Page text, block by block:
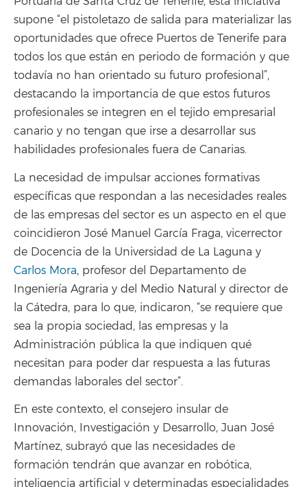
supone “el pistoletazo de salida para materializar las
oportunidades que ofrece Puertos de Tenerife para
todos los que están en periodo de formación y que
todavía no han orientado su futuro profesional”,
destacando la importancia de que estos futuros
profesionales se integren en el tejido empresarial
canario y no tengan que irse a desarrollar sus
habilidades profesionales fuera de Canarias.
La necesidad de impulsar acciones formativas
específicas que respondan a las necesidades reales
de las empresas del sector es un aspecto en el que
coincidieron José Manuel García Fraga, vicerrector
de Docencia de la Universidad de La Laguna y
Carlos Mora, profesor del Departamento de
Ingeniería Agraria y del Medio Natural y director de
la Cátedra, para lo que, indicaron, “se requiere que
sea la propia sociedad, las empresas y la
Administración pública la que indiquen qué
necesitan para poder dar respuesta a las futuras
demandas laborales del sector”.
En este contexto, el consejero insular de
Innovación, Investigación y Desarrollo, Juan José
Martínez, subrayó que las necesidades de
formación tendrán que avanzar en robótica,
inteligencia artificial y determinadas especialidades